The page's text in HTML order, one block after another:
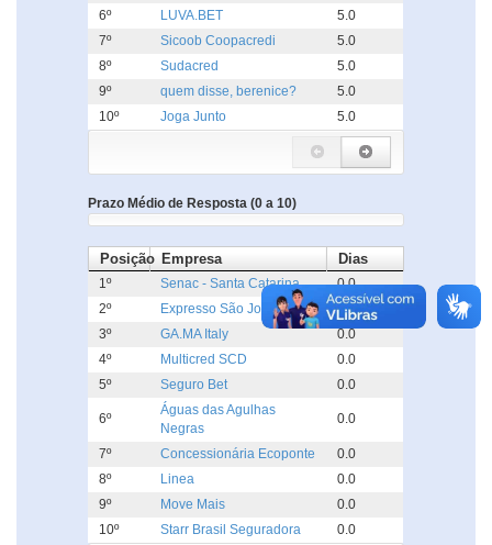
6º
LUVA.BET
5.0
7º
Sicoob Coopacredi
5.0
8º
Sudacred
5.0
9º
quem disse, berenice?
5.0
10º
Joga Junto 5.0
Prazo Médio de Resposta (0 a 10)
Posição Empresa Dias
1º Senac - Santa Catarina
0.0
2º
Expresso São José
0.0
3º
GA.MA Italy
0.0
4º
Multicred SCD
0.0
5º
Seguro Bet 0.0
6º
Águas das Agulhas
Negras
0.0
7º Concessionária Ecoponte
0.0
8º
Linea
0.0
9º
Move Mais
0.0
10º
Starr Brasil Seguradora 0.0